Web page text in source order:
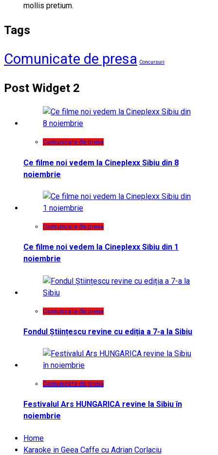
mollis pretium.
Tags
Comunicate de presa Concursuri
Post Widget 2
Comunicate de presa
Ce filme noi vedem la Cineplexx Sibiu din 8
noiembrie
Comunicate de presa
Ce filme noi vedem la Cineplexx Sibiu din 1
noiembrie
Comunicate de presa
Fondul Științescu revine cu ediția a 7-a la Sibiu
Comunicate de presa
Festivalul Ars HUNGARICA revine la Sibiu în
noiembrie
Home
Karaoke in Geea Caffe cu Adrian Corlaciu